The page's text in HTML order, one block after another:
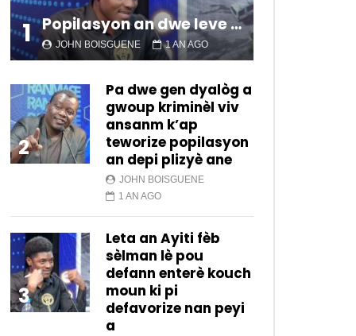
1 Popilasyon an dwe leve kanpe pou chanje sitiyasyon kawotik l’ap viv nan peyi a.
JOHN BOISGUENE 1 AN AGO
2
Pa dwe gen dyalòg a
gwoup kriminèl viv
ansanm k’ap
teworize popilasyon
an depi plizyè ane
JOHN BOISGUENE
1 AN AGO
3
Leta an Ayiti fèb
sèlman lè pou
defann enterè kouch
moun ki pi
defavorize nan peyi
a